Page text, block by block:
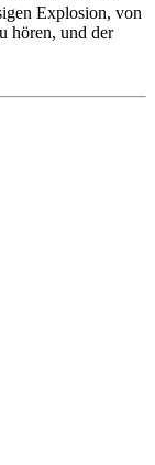
Explosion, von
hören, und der